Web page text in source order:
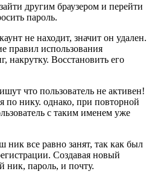
другим браузером и перейти
пароль.
не находит, значит он удален.
правил использования
накрутку. Восстановить его
что пользователь не активен!
по нику. однако, при повторной
с таким именем уже
ник все равно занят, так как был
Создавая новый
ник, пароль, и почту.